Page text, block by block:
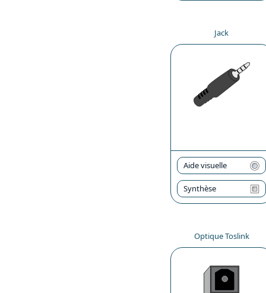
Jack
Aide visuelle
Synthèse
Optique Toslink